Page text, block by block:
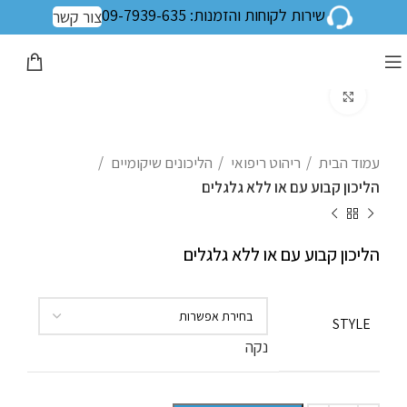
שירות לקוחות והזמנות: 09-7939-635 צור קשר
עמוד הבית ריהוט ריפואי
הליכונים שיקומיים
הליכון קבוע עם או ללא גלגלים
הליכון קבוע עם או ללא גלגלים
STYLE
נקה